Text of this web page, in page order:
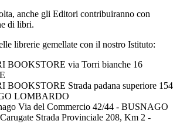
anche gli Editori contribuiranno con
di libri.
librerie gemellate con il nostro Istituto:
BOOKSTORE via Torri bianche 16
Strada padana superiore 154
LOMBARDO
Via del Commercio 42/44 - BUSNAGO
Strada Provinciale 208, Km 2 -